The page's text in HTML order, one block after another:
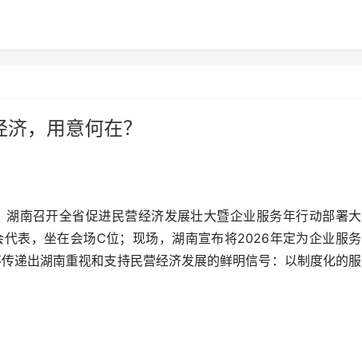
，用意何在？
召开全省促进民营经济发展壮大暨企业服务年行动部署大
表，坐在会场C位；现场，湖南宣布将2026年定为企业服务
出湖南重视和支持民营经济发展的鲜明信号：以制度化的服